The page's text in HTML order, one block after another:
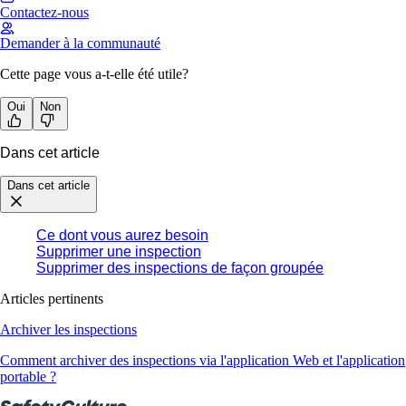
Contactez-nous
Demander à la communauté
Cette page vous a-t-elle été utile?
Oui Non
Dans cet article
Dans cet article
Ce dont vous aurez besoin
Supprimer une inspection
Supprimer des inspections de façon groupée
Articles pertinents
Archiver les inspections
Comment archiver des inspections via l'application Web et l'application
portable ?